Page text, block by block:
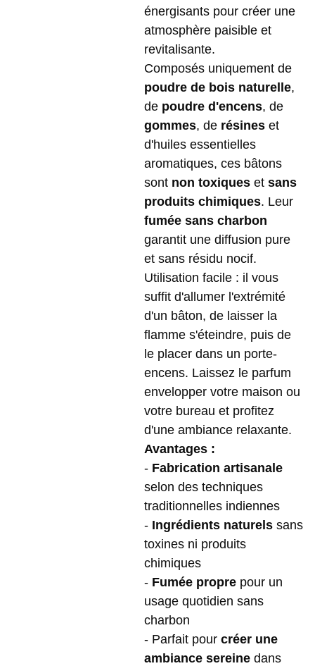
énergisants pour créer une
atmosphère paisible et
revitalisante.
Composés uniquement de
poudre de bois naturelle,
de poudre d'encens, de
gommes, de résines et
d'huiles essentielles
aromatiques, ces bâtons
sont non toxiques et sans
produits chimiques. Leur
fumée sans charbon
garantit une diffusion pure
et sans résidu nocif.
Utilisation facile : il vous
suffit d'allumer l'extrémité
d'un bâton, de laisser la
flamme s'éteindre, puis de
le placer dans un porte-
encens. Laissez le parfum
envelopper votre maison ou
votre bureau et profitez
d'une ambiance relaxante.
Avantages :
- Fabrication artisanale
selon des techniques
traditionnelles indiennes
- Ingrédients naturels sans
toxines ni produits
chimiques
- Fumée propre pour un
usage quotidien sans
charbon
- Parfait pour créer une
ambiance sereine dans